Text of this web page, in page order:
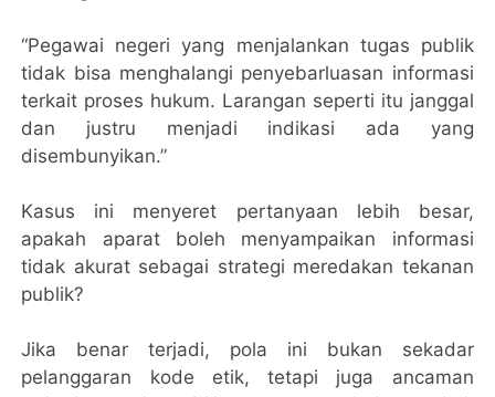
“Pegawai negeri yang menjalankan tugas publik
tidak bisa menghalangi penyebarluasan informasi
terkait proses hukum. Larangan seperti itu janggal
dan justru menjadi indikasi ada yang
disembunyikan.”
Kasus ini menyeret pertanyaan lebih besar,
apakah aparat boleh menyampaikan informasi
tidak akurat sebagai strategi meredakan tekanan
publik?
Jika benar terjadi, pola ini bukan sekadar
pelanggaran kode etik, tetapi juga ancaman